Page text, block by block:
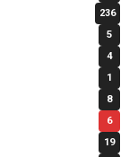
236
5
4
1
8
6
19